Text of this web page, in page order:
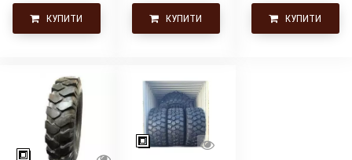
КУПИТИ КУПИТИ КУПИТИ